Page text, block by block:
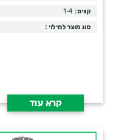
קווים:
סוג מוצר למילוי :
קרא עוד